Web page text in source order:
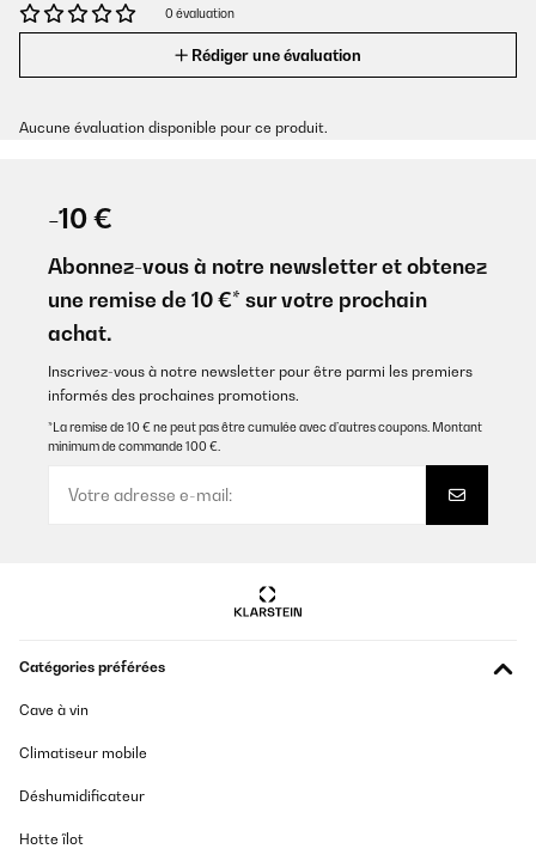
0 évaluation
Rédiger une évaluation
Aucune évaluation disponible pour ce produit.
-10 €
Abonnez-vous à notre newsletter et obtenez
une remise de 10 €* sur votre prochain
achat.
Inscrivez-vous à notre newsletter pour être parmi les premiers
informés des prochaines promotions.
*La remise de 10 € ne peut pas être cumulée avec d’autres coupons. Montant
minimum de commande 100 €.
Catégories préférées
Cave à vin
Climatiseur mobile
Déshumidificateur
Hotte îlot